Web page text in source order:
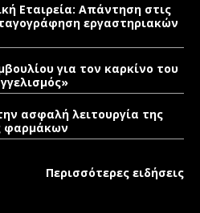
Εταιρεία: Απάντηση στις
εργαστηριακών
για τον καρκίνο του
ασφαλή λειτουργία της
φαρμάκων
Περισσότερες ειδήσεις